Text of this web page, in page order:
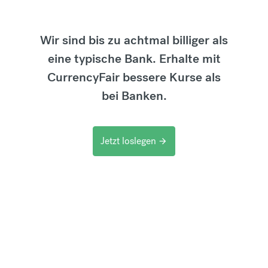
Wir sind bis zu achtmal billiger als
eine typische Bank. Erhalte mit
CurrencyFair bessere Kurse als
bei Banken.
Jetzt loslegen arrow_forward